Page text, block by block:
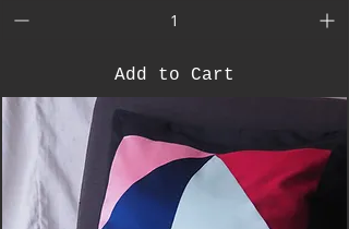
Add to Cart